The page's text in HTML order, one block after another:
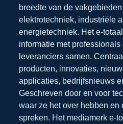
breedte van de
elektrotechniek, industriële
energietechniek. Het e-
informatie met
leveranciers samen.
producten, innovaties,
applicaties, bedrijfsnieuws
Geschreven door en voor
waar ze het over hebben en
spreken. Het mediamerk e-